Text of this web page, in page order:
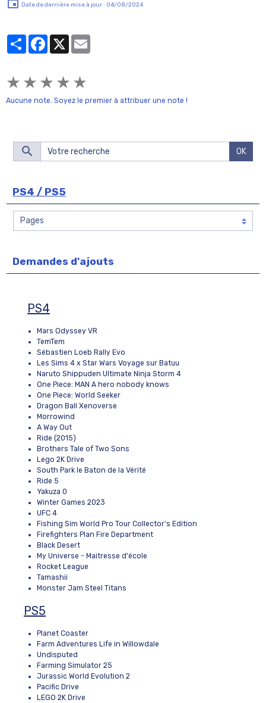
Date de dernière mise à jour : 04/08/2024
PartagerFacebook
X
★ ★ ★ ★ ★
Aucune note. Soyez le premier à attribuer une note !
OK
PS4 / PS5
Demandes d'ajouts
PS4
Mars Odyssey VR
TemTem
Sébastien Loeb Rally Evo
Les Sims 4 x Star Wars Voyage sur Batuu
Naruto Shippuden Ultimate Ninja Storm 4
One Piece: MAN A hero nobody knows
One Piece: World Seeker
Dragon Ball Xenoverse
Morrowind
A Way Out
Ride (2015)
Brothers Tale of Two Sons
Lego 2K Drive
South Park le Baton de la Vérité
Ride 5
Yakuza 0
Winter Games 2023
UFC 4
Fishing Sim World Pro Tour Collector's Edition
Firefighters Plan Fire Department
Black Desert
My Universe - Maitresse d'école
Rocket League
Tamashii
Monster Jam Steel Titans
PS5
Planet Coaster
Farm Adventures Life in Willowdale
Undisputed
Farming Simulator 25
Jurassic World Evolution 2
Pacific Drive
LEGO 2K Drive